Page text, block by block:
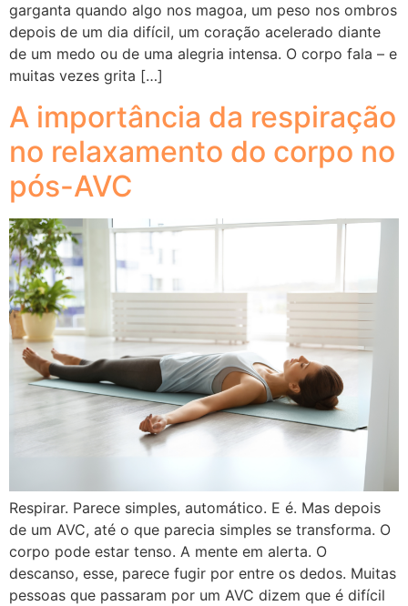
garganta quando algo nos magoa, um peso nos ombros
depois de um dia difícil, um coração acelerado diante
de um medo ou de uma alegria intensa. O corpo fala – e
muitas vezes grita […]
A importância da respiração
no relaxamento do corpo no
pós-AVC
Respirar. Parece simples, automático. E é. Mas depois
de um AVC, até o que parecia simples se transforma. O
corpo pode estar tenso. A mente em alerta. O
descanso, esse, parece fugir por entre os dedos. Muitas
pessoas que passaram por um AVC dizem que é difícil